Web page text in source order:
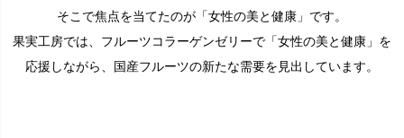
そこで焦点を当てたのが「女性の美と健康」です。
果実工房では、フルーツコラーゲンゼリーで「女性の美と健康」を
応援しながら、国産フルーツの新たな需要を見出しています。